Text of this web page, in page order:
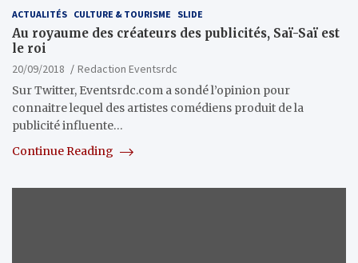
ACTUALITÉS CULTURE & TOURISME SLIDE
Au royaume des créateurs des publicités, Saï-Saï est
le roi
20/09/2018
Redaction Eventsrdc
Sur Twitter, Eventsrdc.com a sondé l’opinion pour
connaitre lequel des artistes comédiens produit de la
publicité influente…
Continue Reading